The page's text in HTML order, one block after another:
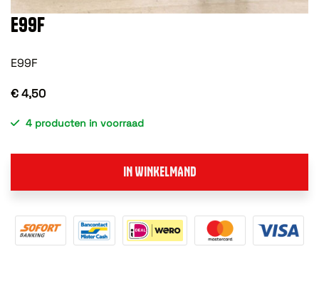
E99F
E99F
€ 4,50
4 producten in voorraad
IN WINKELMAND